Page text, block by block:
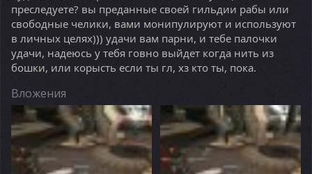
преследуете? вы преданные своей гильдии рабы или
свободные челики, вами монипулируют и используют
в личных целях))) удачи вам парни, и тебе палочки
удачи, надеюсь у тебя говно выйдет когда нить из
бошки, или корысть если ты гл, хз кто ты, пока.
Вложения